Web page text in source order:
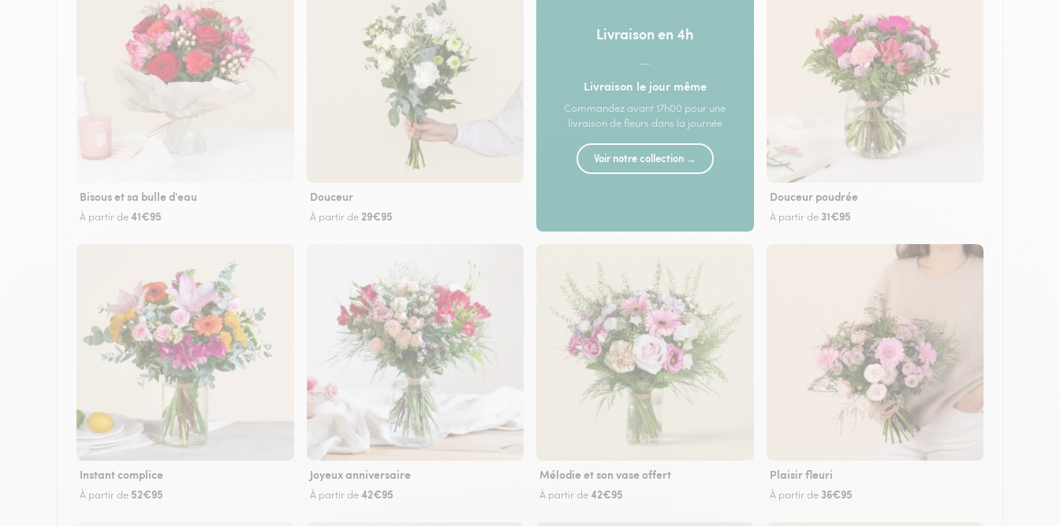
Bisous et sa bulle d'eau
À partir de41€95
Douceur
À partir de 29€95
Livraison en 4h
—
Livraison le jour même
Commandez avant 17h00 pour une
livraison de fleurs dans la journée
Voir notre collection →
Douceur poudrée
À partir de 31€95
Instant complice
À partir de 52€95
Joyeux anniversaire
À partir de42€95
Mélodie et son vase offert
À partir de42€95
Plaisir fleuri
À partir de 36€95